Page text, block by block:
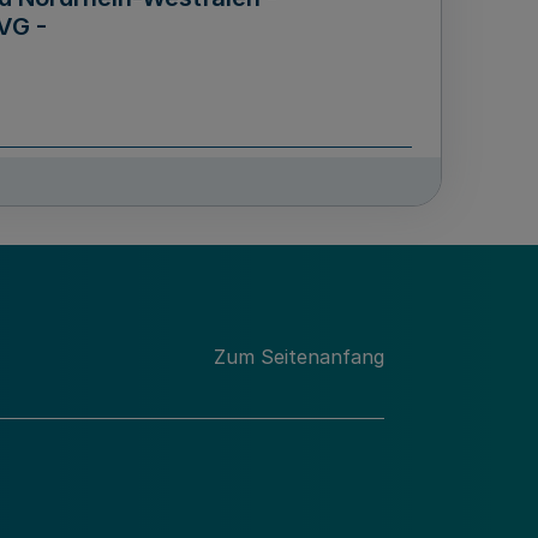
-
Männern für das Land
Zum Seitenanfang